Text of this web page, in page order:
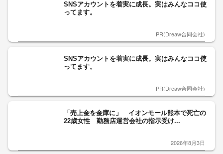
SNSアカウントを着実に成長。実はみんなココ使
ってます。
PR(Dreaw合同会社)
SNSアカウントを着実に成長。実はみんなココ使
ってます。
PR(Dreaw合同会社)
「売上金を金庫に」 イオンモール熊本で死亡の
22歳女性 勤務店運営会社の指示受け...
2026年8月3日